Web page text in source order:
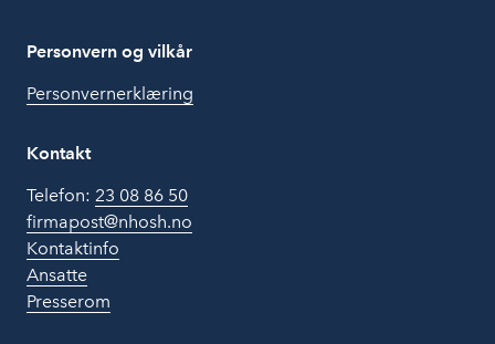
Personvern og vilkår
Personvernerklæring
Kontakt
Telefon: 23 08 86 50
firmapost@nhosh.no
Kontaktinfo
Ansatte
Presserom